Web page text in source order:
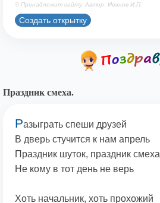
© Принадлежит сайту. Автор: Иванов И.П.
Создать открытку
Праздник смеха.
Разыграть спеши друзей
В дверь стучится к нам апрель
Праздник шуток, праздник смеха
Не кому в тот день не верь
Хоть начальник, хоть прохожий